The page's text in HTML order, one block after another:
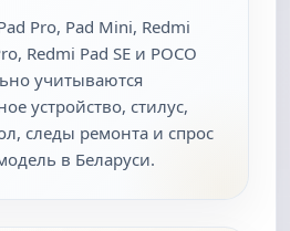
Pro, Pad Mini, Redmi
Redmi Pad SE и POCO
учитываются
устройство, стилус,
следы ремонта и спрос
в Беларуси.